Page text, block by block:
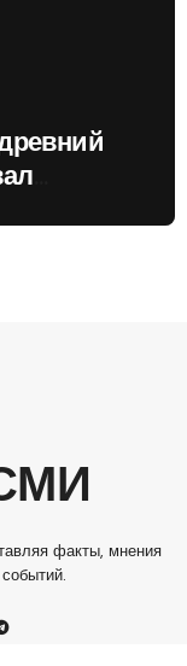
факты, мнения